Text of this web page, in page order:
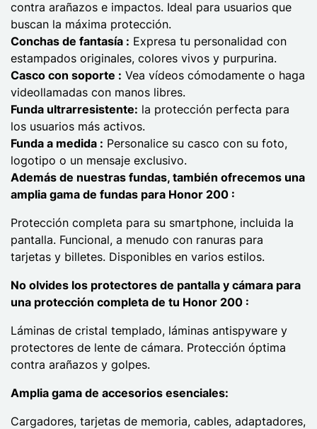
contra arañazos e impactos. Ideal para usuarios que
buscan la máxima protección.
Conchas de fantasía : Expresa tu personalidad con
estampados originales, colores vivos y purpurina.
Casco con soporte : Vea vídeos cómodamente o haga
videollamadas con manos libres.
Funda ultrarresistente: la protección perfecta para
los usuarios más activos.
Funda a medida : Personalice su casco con su foto,
logotipo o un mensaje exclusivo.
Además de nuestras fundas, también ofrecemos una
amplia gama de fundas para Honor 200 :
Protección completa para su smartphone, incluida la
pantalla. Funcional, a menudo con ranuras para
tarjetas y billetes. Disponibles en varios estilos.
No olvides los protectores de pantalla y cámara para
una protección completa de tu Honor 200 :
Láminas de cristal templado, láminas antispyware y
protectores de lente de cámara. Protección óptima
contra arañazos y golpes.
Amplia gama de accesorios esenciales:
Cargadores, tarjetas de memoria, cables, adaptadores,